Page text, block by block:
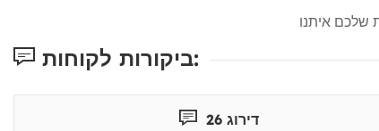
ביקורות לקוחות:
דירוג 26